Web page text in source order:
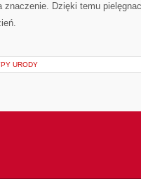
Dzięki temu
URODY